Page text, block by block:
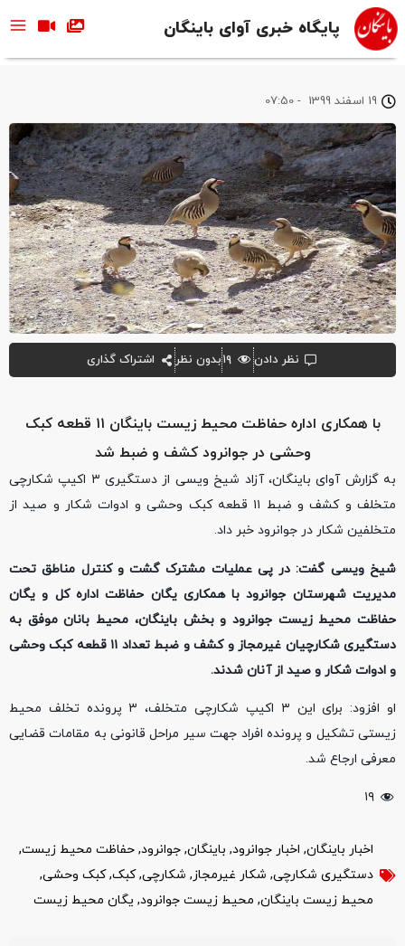
پایگاه خبری آوای باینگان
با همکاری اداره حفاظت محیط زیست باینگان ۱۱ قطعه کبک
وحشی در جوانرود کشف و ضبط شد
19 اسفند 1399 -
07:50
نظر دادن ۱۹بدون نظر اشتراک گذاری
به گزارش آوای باینگان، آزاد شیخ ویسی از دستگیری ۳ اکیپ شکارچی
متخلف و کشف و ضبط ۱۱ قطعه کبک وحشی و ادوات شکار و صید از
متخلفین شکار در جوانرود خبر داد.
شیخ ویسی گفت: در پی عملیات مشترک گشت و کنترل مناطق تحت
مدیریت شهرستان جوانرود با همکاری یگان حفاظت اداره کل و یگان
حفاظت محیط زیست جوانرود و بخش باینگان، محیط بانان موفق به
دستگیری شکارچیان غیرمجاز و کشف و ضبط تعداد ۱۱ قطعه کبک وحشی
و ادوات شکار و صید از آنان شدند.
او افزود: برای این ۳ اکیپ شکارچی متخلف، ۳ پرونده تخلف محیط
زیستی تشکیل و پرونده افراد جهت سیر مراحل قانونی به مقامات قضایی
معرفی ارجاع شد.
۱۹
اخبار باینگان, اخبار جوانرود, باینگان, جوانرود, حفاظت محیط زیست,
دستگیری شکارچی, شکار غیرمجاز, شکارچی,کبک,کبک وحشی,
محیط زیست باینگان, محیط زیست جوانرود, یگان محیط زیست